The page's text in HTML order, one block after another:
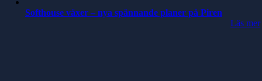
Softhouse växer – nya spännande planer på Piren
Läs mer